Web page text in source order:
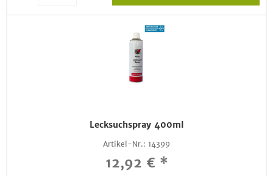
Lecksuchspray 400ml
Artikel-Nr.: 14399
12,92 € *